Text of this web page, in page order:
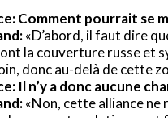
Comment pourrait se
«D’abord, il faut dire
la couverture russe et
donc au-delà de cette
Il n’y a donc aucune
«Non, cette alliance ne